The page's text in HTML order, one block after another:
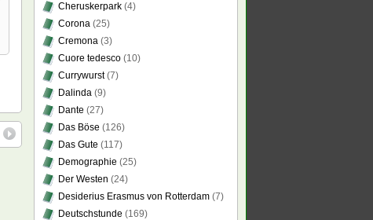
Cheruskerpark (4)
Corona (25)
Cremona (3)
Cuore tedesco (10)
Currywurst(7)
Dalinda (9)
Dante (27)
Das Böse (126)
Das Gute (117)
Demographie (25)
Der Westen (24)
Desiderius Erasmus von Rotterdam (7)
Deutschstunde (169)